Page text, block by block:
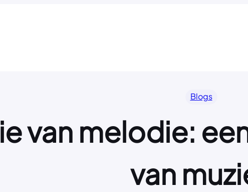
Blogs
van melodie:
van